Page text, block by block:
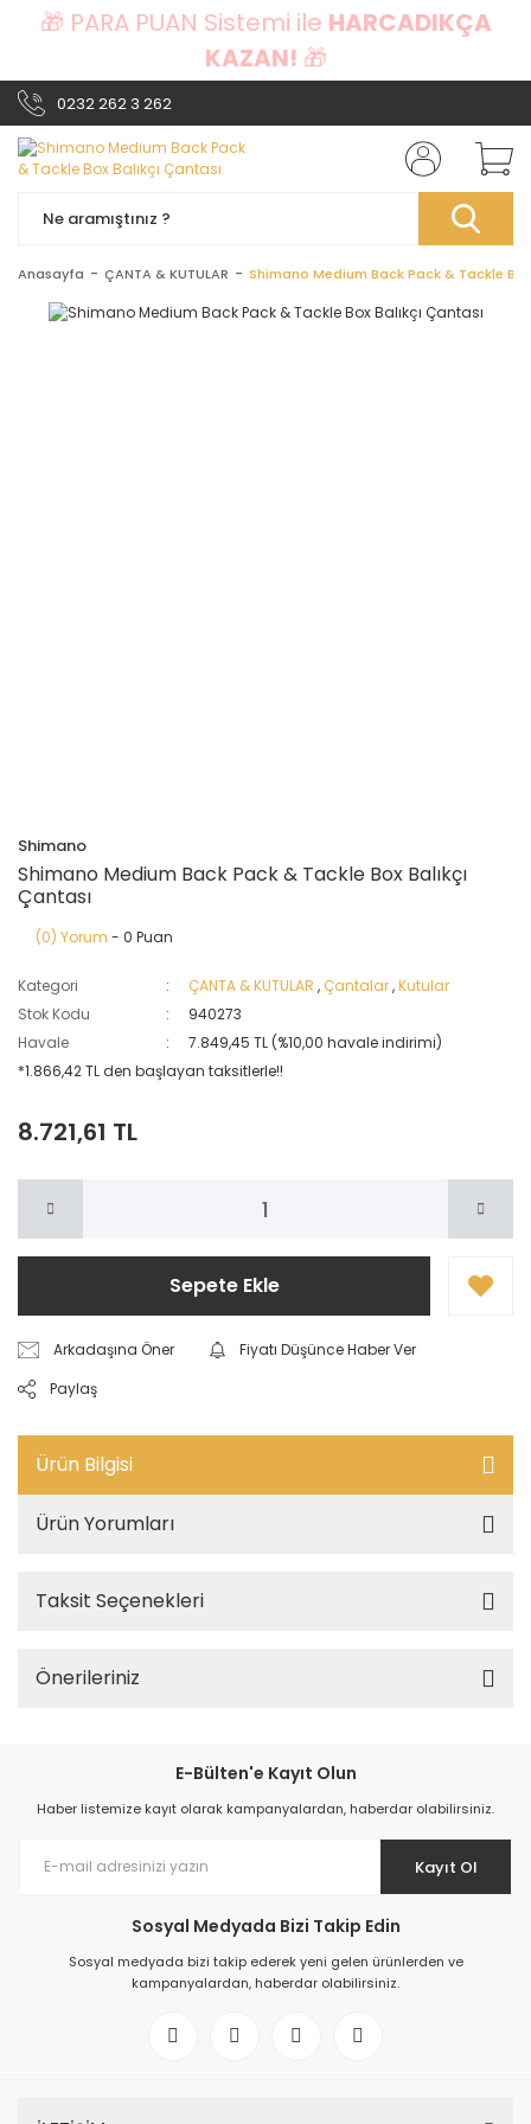
🎁 PARA PUAN Sistemi ile HARCADIKÇA
KAZAN! 🎁
0232 262 3 262
Anasayfa ÇANTA & KUTULAR Shimano Medium Back Pack & Tackle Box
Shimano
Shimano Medium Back Pack & Tackle Box Balıkçı
Çantası
(0) Yorum - 0 Puan
Kategori ÇANTA & KUTULAR , Çantalar,Kutular
Stok Kodu
940273
Havale
7.849,45 TL (%10,00 havale indirimi)
*1.866,42 TL den başlayan taksitlerle!!
8.721,61 TL
Sepete Ekle
Arkadaşına Öner
Fiyatı Düşünce Haber Ver
Paylaş
Ürün Bilgisi
Ürün Yorumları
Taksit Seçenekleri
Önerileriniz
E-Bülten'e Kayıt Olun
Haber listemize kayıt olarak kampanyalardan, haberdar olabilirsiniz.
Kayıt Ol
Sosyal Medyada Bizi Takip Edin
Sosyal medyada bizi takip ederek yeni gelen ürünlerden ve
kampanyalardan, haberdar olabilirsiniz.